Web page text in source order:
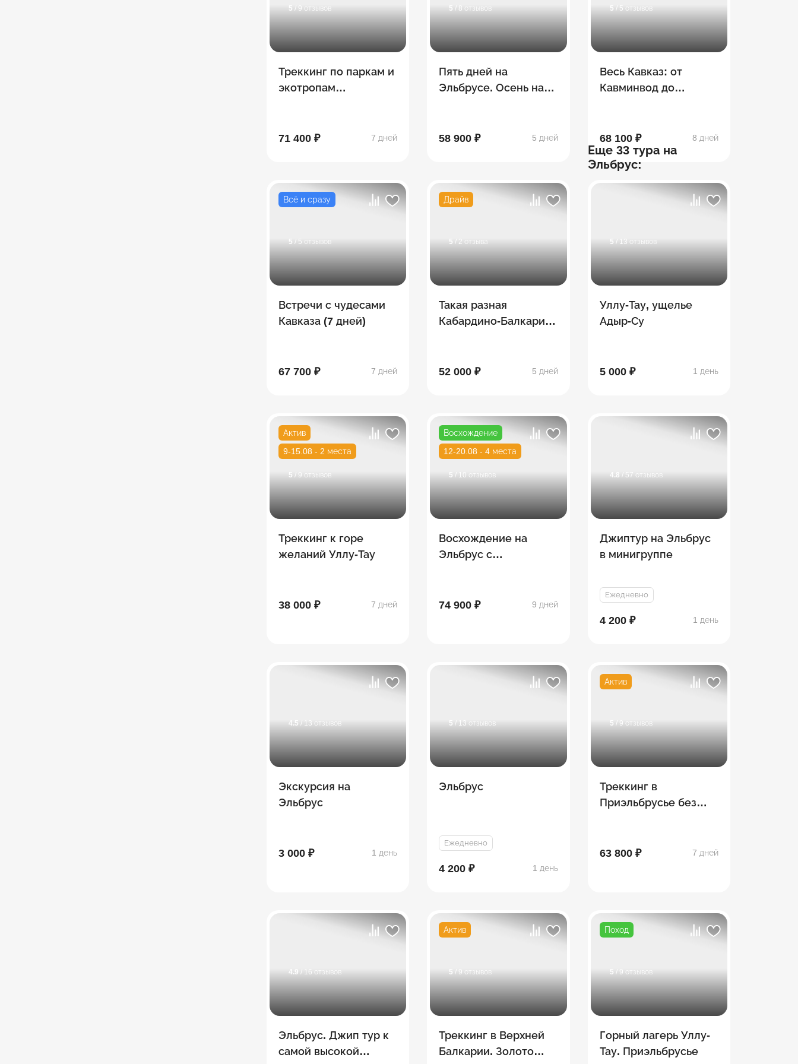
5 / 9 отзывов
Треккинг по паркам и
экотропам
71 400 ₽
7 дней
5 / 8 отзывов
Пять дней на
Эльбрусе. Осень на
58 900 ₽ 5 дней
5 / 5 отзывов
Весь Кавказ: от
Кавминвод до
68 100 ₽ 8 дней
Всё и сразу
5 / 5 отзывов
Встречи с чудесами
Кавказа (7 дней)
67 700 ₽ 7 дней
Драйв
5 / 2 отзыва
Такая разная
Кабардино-Балкария:
Безенги
52 000 ₽ 5 дней
Еще 33 тура на
Эльбрус:
5 / 13 отзывов
Уллу-Тау, ущелье
Адыр-Су
5 000 ₽ 1 день
Актив
9-15.08 - 2 места
5 / 9 отзывов
Треккинг к горе
желаний Уллу-Тау
38 000 ₽ 7 дней
Восхождение
12-20.08 - 4 места
5 / 10 отзывов
Восхождение на
Эльбрус с
74 900 ₽ 9 дней
4.8 / 57 отзывов
Джиптур на Эльбрус
в минигруппе
Ежедневно
4 200 ₽ 1 день
4.5 / 13 отзывов
Экскурсия на
Эльбрус
3 000 ₽ 1 день
5 / 13 отзывов
Эльбрус
Ежедневно
4 200 ₽ 1 день
Актив
5 / 9 отзывов
Треккинг в
Приэльбрусье без
63 800 ₽ 7 дней
4.9 / 16 отзывов
Эльбрус. Джип тур к
самой высокой
Актив
5 / 9 отзывов
Треккинг в Верхней
Балкарии. Золото
Поход
5 / 9 отзывов
Горный лагерь Уллу-
Тау. Приэльбрусье